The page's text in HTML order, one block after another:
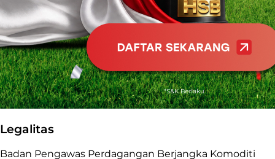
Legalitas
Badan Pengawas Perdagangan Berjangka Komoditi